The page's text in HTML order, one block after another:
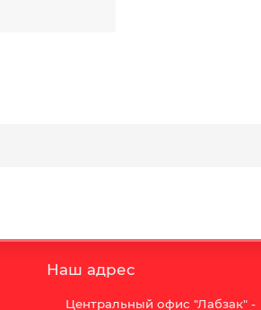
Наш адрес
Центральный офис "Лабзак" -